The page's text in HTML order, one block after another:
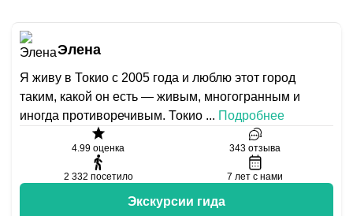
Элена
Я живу в Токио с 2005 года и люблю этот город
таким, какой он есть — живым, многогранным и
иногда противоречивым. Токио ... Подробнее
4.99 оценка 343 отзыва
2 332 посетило 7 лет с нами
Экскурсии гида